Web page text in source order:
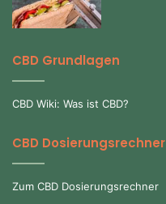
CBD Grundlagen
CBD Wiki: Was ist CBD?
CBD Dosierungsrechner
Zum CBD Dosierungsrechner